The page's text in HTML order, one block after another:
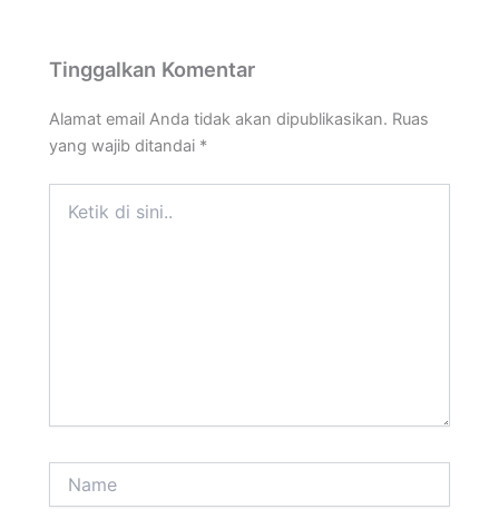
Tinggalkan Komentar
Alamat email Anda tidak akan dipublikasikan. Ruas
yang wajib ditandai *